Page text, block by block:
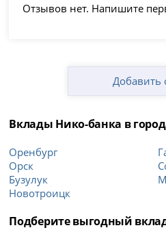
Отзывов нет. Напишите
Добавить
Вклады Нико-банка в
Оренбург
Орск
Бузулук
Новотроицк
Подберите выгодный